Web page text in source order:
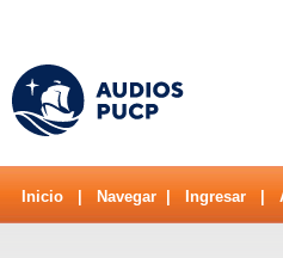
Inicio Navegar Ingresar